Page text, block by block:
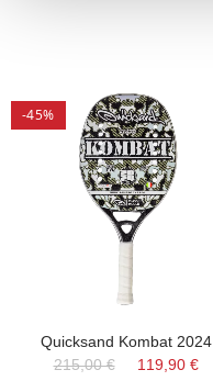
-45%
Quicksand Kombat 2024
215,00 €
119,90 €